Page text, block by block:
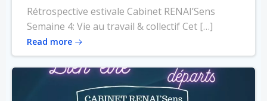
Rétrospective estivale Cabinet RENAI’Sens
Semaine 4: Vie au travail & collectif Cet […]
Read more